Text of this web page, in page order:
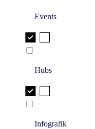
Events
Hubs
Infografik